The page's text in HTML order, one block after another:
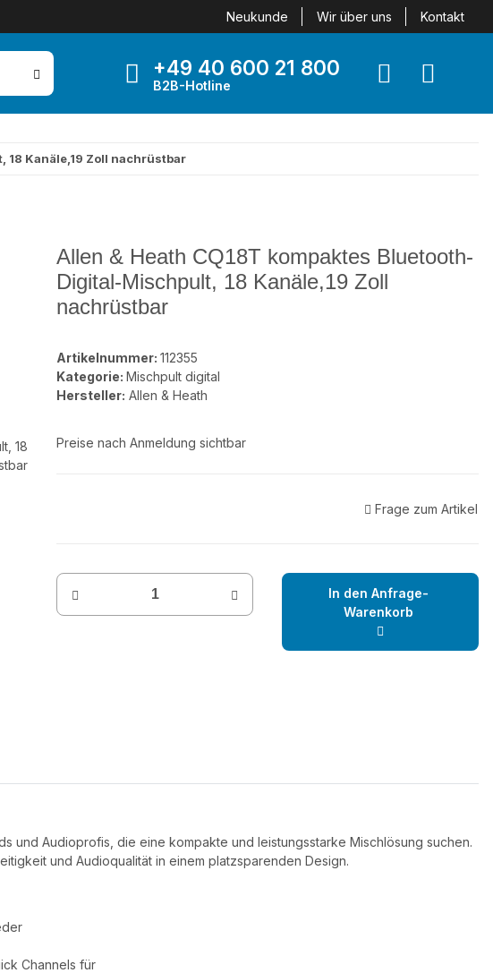
Neukunde Wir über uns Kontakt
+49 40 600 21 800
B2B-Hotline
18 Kanäle,19 Zoll nachrüstbar
Allen & Heath CQ18T kompaktes Bluetooth-
Digital-Mischpult, 18 Kanäle,19 Zoll
nachrüstbar
Artikelnummer: 112355
Kategorie: Mischpult digital
Hersteller: Allen & Heath
Preise nach Anmeldung sichtbar
Frage zum Artikel
In den Anfrage-
Warenkorb
und Audioprofis, die eine kompakte und leistungsstarke Mischlösung suchen.
und Audioqualität in einem platzsparenden Design.
Channels für